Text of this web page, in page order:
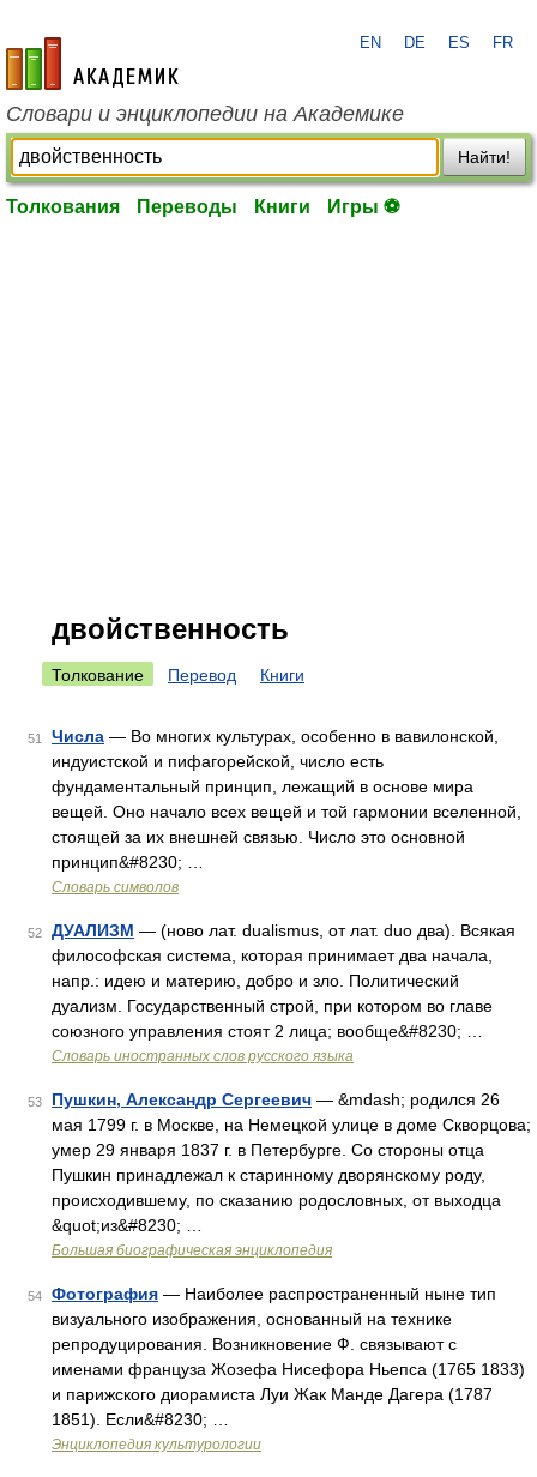
academic.ru
EN DE ES FR
Словари и энциклопедии на Академике
Найти!
Толкования Переводы Книги Игры ⚽
двойственность
Толкование Перевод Книги
51 Числа — Во многих культурах, особенно в вавилонской,
индуистской и пифагорейской, число есть
фундаментальный принцип, лежащий в основе мира
вещей. Оно начало всех вещей и той гармонии вселенной,
стоящей за их внешней связью. Число это основной
принцип&#8230; …
Словарь символов
52 ДУАЛИЗМ — (ново лат. dualismus, от лат. duo два). Всякая
философская система, которая принимает два начала,
напр.: идею и материю, добро и зло. Политический
дуализм. Государственный строй, при котором во главе
союзного управления стоят 2 лица; вообще&#8230; …
Словарь иностранных слов русского языка
53 Пушкин, Александр Сергеевич — &mdash; родился 26
мая 1799 г. в Москве, на Немецкой улице в доме Скворцова;
умер 29 января 1837 г. в Петербурге. Со стороны отца
Пушкин принадлежал к старинному дворянскому роду,
происходившему, по сказанию родословных, от выходца
&quot;из&#8230; …
Большая биографическая энциклопедия
54 Фотография — Наиболее распространенный ныне тип
визуального изображения, основанный на технике
репродуцирования. Возникновение Ф. связывают с
именами француза Жозефа Нисефора Ньепса (1765 1833)
и парижского диорамиста Луи Жак Манде Дагера (1787
1851). Если&#8230; …
Энциклопедия культурологии